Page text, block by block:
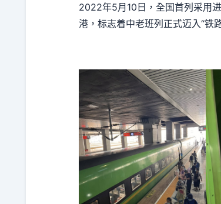
2022年5月10日，全国首列采用
港，标志着中老班列正式迈入“铁